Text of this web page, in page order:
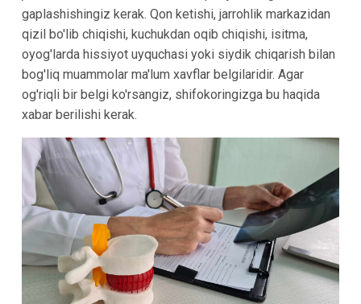
gaplashishingiz kerak. Qon ketishi, jarrohlik markazidan
qizil bo'lib chiqishi, kuchukdan oqib chiqishi, isitma,
oyog'larda hissiyot uyquchasi yoki siydik chiqarish bilan
bog'liq muammolar ma'lum xavflar belgilaridir. Agar
og'riqli bir belgi ko'rsangiz, shifokoringizga bu haqida
xabar berilishi kerak.